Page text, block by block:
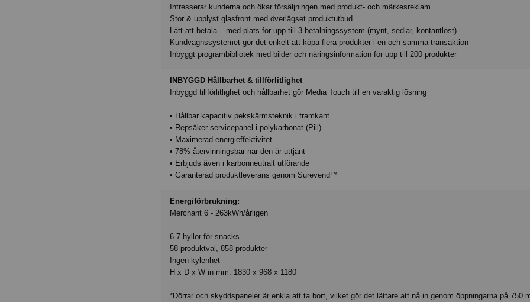
Intresserar kunderna och ökar försäljningen med produkt- och märkesreklam
Stor & upplyst glasfront med överlägset produktutbud
Lätt att betala – med plats för upp till 3 betalningssystem (mynt, sedlar, kontantlöst)
Kundvagnssystemet gör det enkelt att köpa flera produkter i en och samma transaktion
Inbyggt programbibliotek med bilder och näringsinformation för upp till 200 produkter
INBYGGD Hållbarhet & tillförlitlighet
Inbyggd tillförlitlighet och hållbarhet gör Media Touch till en varaktig lösning
• Hållbar kapacitiv pekskärmsteknik i framkant
• Repsäker servicepanel i polykarbonat (Pill)
• Maximerad energieffektivitet
• 78% återvinningsbar när den är uttjänt
• Erbjuds även i karbonneutralt utförande
• Garanterad produktleverans genom Surevend™
Energiförbrukning:
Merchant 6 - 263kWh/årligen
6-7 hyllor för snacks
58 produktval, 858 produkter
Ingen kylenhet
H x D x W in mm: 1830 x 968 x 1180
*Dörrar och skyddspaneler är enkla att ta bort, vilket gör det lättare att nå in genom öppningarna på 750